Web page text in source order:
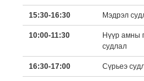
15:30-16:30 Мэдрэл
10:00-11:30
Нүүр амны
судлал
16:30-17:00 Сүрьеэ